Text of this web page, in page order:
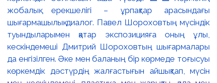
жобалық ерекшелігі – ұрпақтар арасындағы
шығармашылық диалог. Павел Шороховтың мүсіндік
туындыларымен қатар экспозицияға оның ұлы,
кескіндемеші Дмитрий Шороховтың шығармалары
да енгізілген. Әке мен баланың бір көрмеде тоғысуы
көркемдік дәстүрдің жалғастығын айшықтап, мүсін